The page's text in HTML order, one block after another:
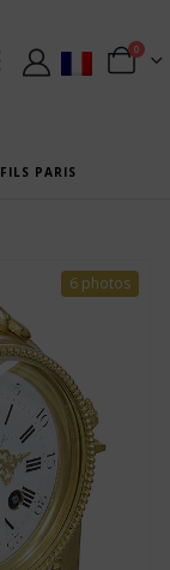
0
PARIS
6 photos